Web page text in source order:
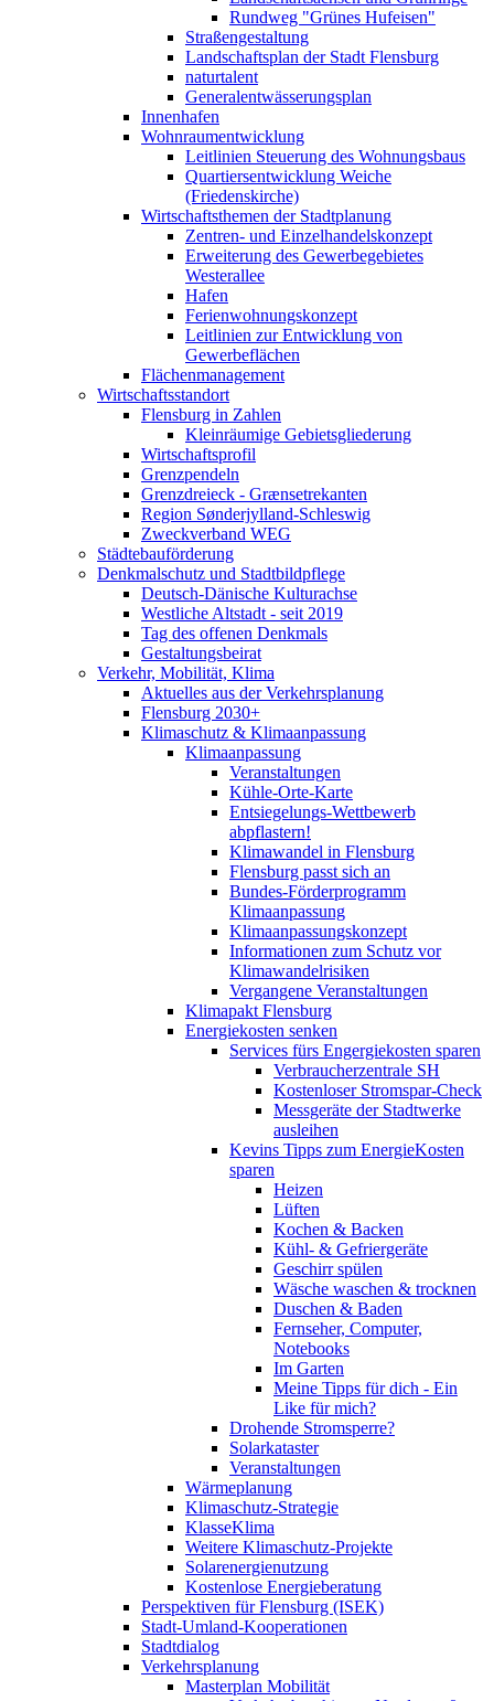
Rundweg "Grünes Hufeisen"
Straßengestaltung
Landschaftsplan der Stadt Flensburg
naturtalent
Generalentwässerungsplan
Innenhafen
Wohnraumentwicklung
Leitlinien Steuerung des Wohnungsbaus
Quartiersentwicklung Weiche
(Friedenskirche)
Wirtschaftsthemen der Stadtplanung
Zentren- und Einzelhandelskonzept
Erweiterung des Gewerbegebietes
Westerallee
Hafen
Ferienwohnungskonzept
Leitlinien zur Entwicklung von
Gewerbeflächen
Flächenmanagement
Wirtschaftsstandort
Flensburg in Zahlen
Kleinräumige Gebietsgliederung
Wirtschaftsprofil
Grenzpendeln
Grenzdreieck - Grænsetrekanten
Region Sønderjylland-Schleswig
Zweckverband WEG
Städtebauförderung
Denkmalschutz und Stadtbildpflege
Deutsch-Dänische Kulturachse
Westliche Altstadt - seit 2019
Tag des offenen Denkmals
Gestaltungsbeirat
Verkehr, Mobilität, Klima
Aktuelles aus der Verkehrsplanung
Flensburg 2030+
Klimaschutz & Klimaanpassung
Klimaanpassung
Veranstaltungen
Kühle-Orte-Karte
Entsiegelungs-Wettbewerb
abpflastern!
Klimawandel in Flensburg
Flensburg passt sich an
Bundes-Förderprogramm
Klimaanpassung
Klimaanpassungskonzept
Informationen zum Schutz vor
Klimawandelrisiken
Vergangene Veranstaltungen
Klimapakt Flensburg
Energiekosten senken
Services fürs Engergiekosten sparen
Verbraucherzentrale SH
Kostenloser Stromspar-Check
Messgeräte der Stadtwerke
ausleihen
Kevins Tipps zum EnergieKosten
sparen
Heizen
Lüften
Kochen & Backen
Kühl- & Gefriergeräte
Geschirr spülen
Wäsche waschen & trocknen
Duschen & Baden
Fernseher, Computer,
Notebooks
Im Garten
Meine Tipps für dich - Ein
Like für mich?
Drohende Stromsperre?
Solarkataster
Veranstaltungen
Wärmeplanung
Klimaschutz-Strategie
KlasseKlima
Weitere Klimaschutz-Projekte
Solarenergienutzung
Kostenlose Energieberatung
Perspektiven für Flensburg (ISEK)
Stadt-Umland-Kooperationen
Stadtdialog
Verkehrsplanung
Masterplan Mobilität